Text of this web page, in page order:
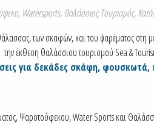
Watersports, Θαλάσσιος Τουρισμός,
των σκαφών, και του ψαρέματος στη
την έκθεση θαλάσσιου τουρισμού Sea &
για δεκάδες σκάφη,
Ψαροτούφεκου, Water Sports και